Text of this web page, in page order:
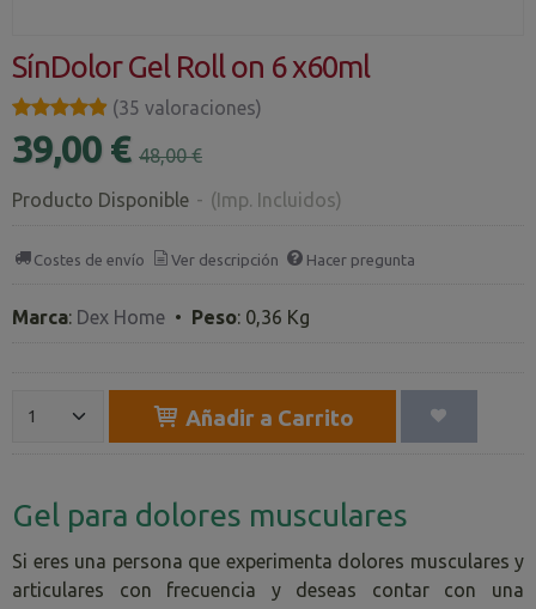
SínDolor Gel Roll on 6 x60ml
★★★★★
★★★★★ (35 valoraciones)
39,00 € 48,00 €
Producto Disponible - (Imp. Incluidos)
Costes de envío Ver descripción Hacer pregunta
Marca: Dex Home • Peso: 0,36 Kg
Añadir a Carrito
Gel para dolores musculares
Si eres una persona que experimenta dolores musculares y
articulares con frecuencia y deseas contar con una